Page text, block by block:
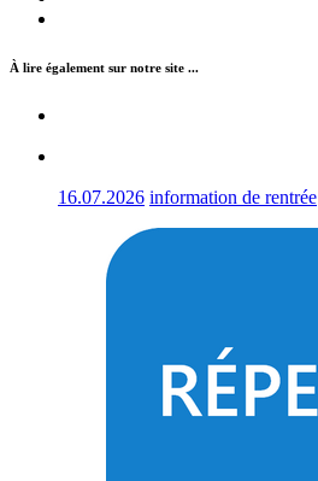
À lire également sur notre site ...
16.07.2026 information de rentrée